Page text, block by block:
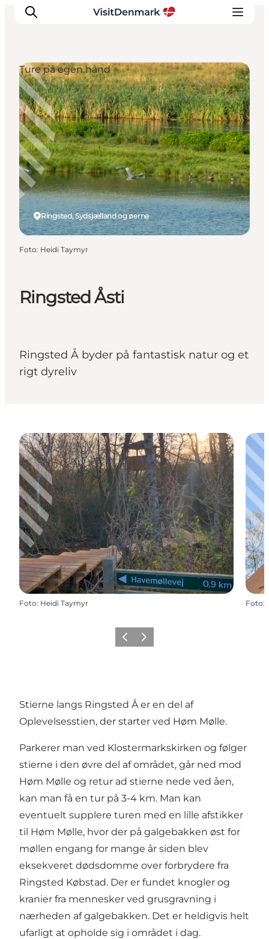
Inspiration
Destinationer
Oplevelser
Overnatning
Planlæg ferien
Ringsted Åsti
Ringsted Å byder på fantastisk natur og et
rigt dyreliv
Ringsted, Sydsjælland og øerne
Ture på egen hånd
Foto: Heidi Taymyr
Foto: Heidi Taymyr Foto:
ForrigeNæste
Stierne langs Ringsted Å er en del af
Oplevelsesstien, der starter ved Høm Mølle.
Parkerer man ved Klostermarkskirken og følger
stierne i den øvre del af området, går ned mod
Høm Mølle og retur ad stierne nede ved åen,
kan man få en tur på 3-4 km. Man kan
eventuelt supplere turen med en lille afstikker
til Høm Mølle, hvor der på galgebakken øst for
møllen engang for mange år siden blev
eksekveret dødsdomme over forbrydere fra
Ringsted Købstad. Der er fundet knogler og
kranier fra mennesker ved grusgravning i
nærheden af galgebakken. Det er heldigvis helt
ufarligt at opholde sig i området i dag.